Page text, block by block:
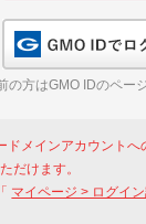
※AmazonはValue Domain
ID
の方はGMO IDのペー
ドメインアカウント
だけます。
マイページ > ログイ